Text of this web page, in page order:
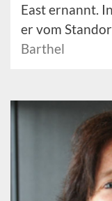
East ernannt.
er vom
Barthel